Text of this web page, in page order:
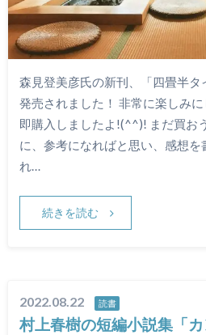
森見登美彦氏の新刊、「四畳半
発売されました！ 非常に楽しみ
即購入しましたよ!(^^)! まだ買お
に、参考になればと思い、感想
れ…
続きを読む
2022.08.22 読書
村上春樹の短編小説集「